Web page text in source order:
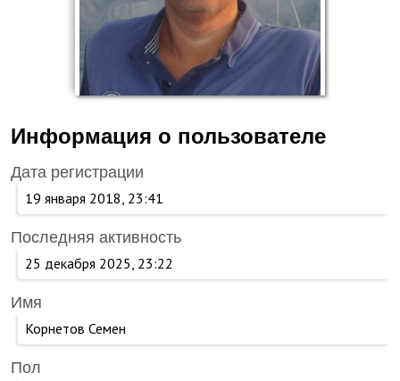
Информация о пользователе
Дата регистрации
19 января 2018, 23:41
Последняя активность
25 декабря 2025, 23:22
Имя
Корнетов Семен
Пол